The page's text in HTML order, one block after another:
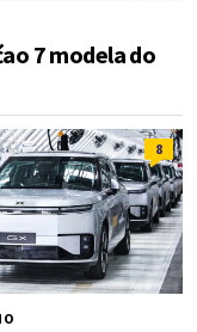
7 modela do
8